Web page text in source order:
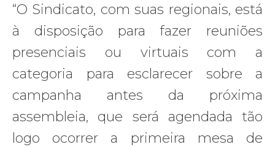
“O Sindicato, com suas regionais, está
à disposição para fazer reuniões
presenciais ou virtuais com a
categoria para esclarecer sobre a
campanha antes da próxima
assembleia, que será agendada tão
logo ocorrer a primeira mesa de